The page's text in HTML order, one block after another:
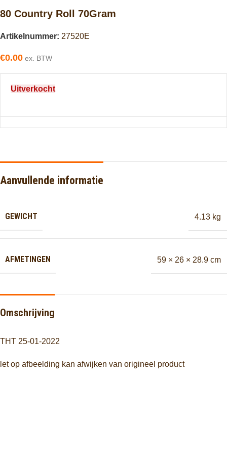
80 Country Roll 70Gram
Artikelnummer: 27520E
€0.00 ex. BTW
Uitverkocht
Aanvullende informatie
GEWICHT 4.13 kg
AFMETINGEN 59 × 26 × 28.9 cm
Omschrijving
THT 25-01-2022
let op afbeelding kan afwijken van origineel product